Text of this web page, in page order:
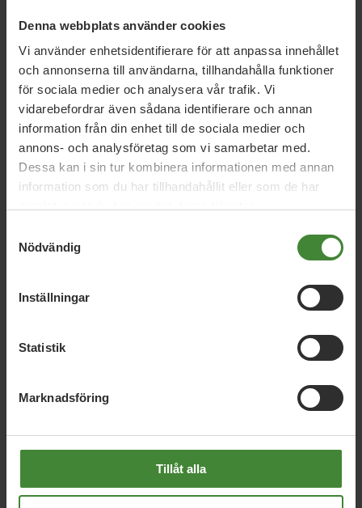
Denna webbplats använder cookies
Vi använder enhetsidentifierare för att anpassa innehållet
och annonserna till användarna, tillhandahålla funktioner
för sociala medier och analysera vår trafik. Vi
vidarebefordrar även sådana identifierare och annan
information från din enhet till de sociala medier och
annons- och analysföretag som vi samarbetar med.
Dessa kan i sin tur kombinera informationen med annan
information som du har tillhandahållit eller som de har
Nödvändig
Inställningar
Statistik
Marknadsföring
Tillåt alla
Södermanland, 31 juli 2026
Sörmlands vård måste anpassas till
klimatkrisen
Södermanland, 1 juli 2026
Våra svar på SVT Sörmlands valkompass
Södermanland, 16 juni 2026
lösningar